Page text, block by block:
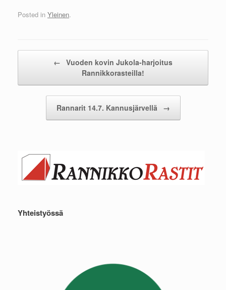
Posted in Yleinen.
← Vuoden kovin Jukola-harjoitus
Rannikkorasteilla!
Rannarit 14.7. Kannusjärvellä →
Yhteistyössä